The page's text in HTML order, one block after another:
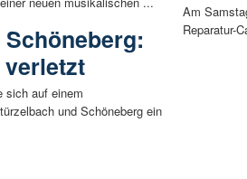
verletzt
sich auf einem
und Schöneberg ein
Am
Reparatur-